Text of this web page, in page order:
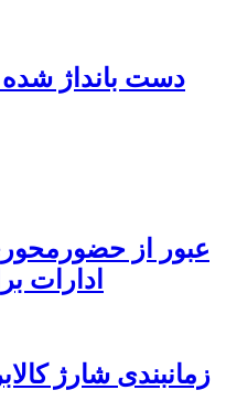
دست بانداژ
عبور از
ادارات
زمانبندی شارژ